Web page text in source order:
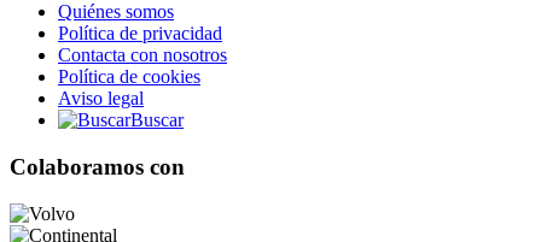
Quiénes somos
Política de privacidad
Contacta con nosotros
Política de cookies
Aviso legal
Buscar
Colaboramos con